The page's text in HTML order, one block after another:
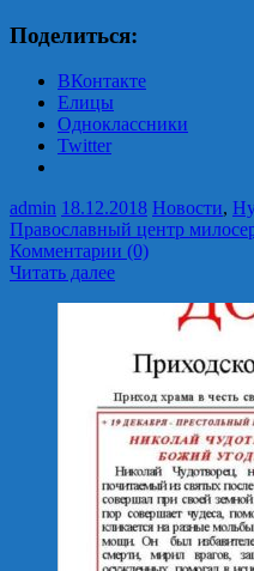
Поделиться:
ВКонтакте
Елицы
Одноклассники
Twitter
admin 18.12.2018 Новости,
Православный центр
Комментарии (0)
Читать далее